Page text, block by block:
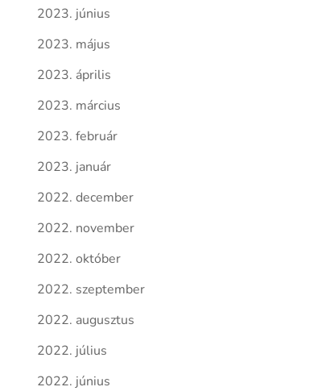
2023. június
2023. május
2023. április
2023. március
2023. február
2023. január
2022. december
2022. november
2022. október
2022. szeptember
2022. augusztus
2022. július
2022. június